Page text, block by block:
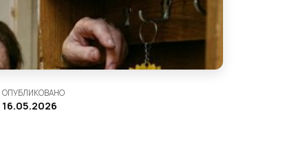
ОПУБЛИКОВАНО
16.05.2026